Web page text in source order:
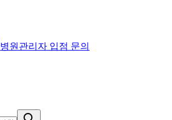
병원관리자 입점 문의